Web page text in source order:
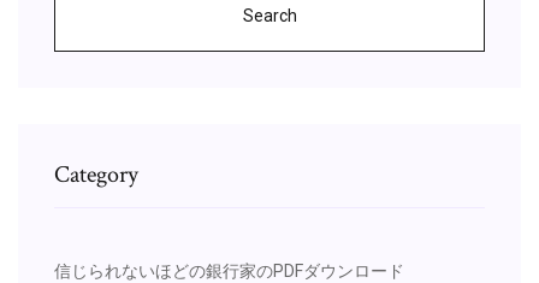
Search
Category
信じられないほどの銀行家のPDFダウンロード